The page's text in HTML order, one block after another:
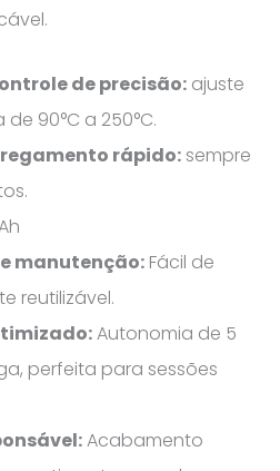
de precisão: ajuste
90°C a 250°C.
rápido: sempre
manutenção: Fácil de
reutilizável.
Autonomia de 5
perfeita para sessões
Acabamento